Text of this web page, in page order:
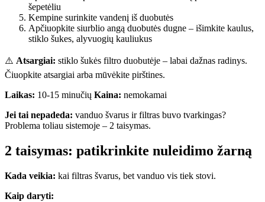
šepetėliu
Kempine surinkite vandenį iš duobutės
Apčiuopkite siurblio angą duobutės dugne – išimkite kaulus,
stiklo šukes, alyvuogių kauliukus
⚠️ Atsargiai: stiklo šukės filtro duobutėje – labai dažnas radinys.
Čiuopkite atsargiai arba mūvėkite pirštines.
Laikas: 10-15 minučių Kaina: nemokamai
Jei tai nepadeda: vanduo švarus ir filtras buvo tvarkingas?
Problema toliau sistemoje – 2 taisymas.
2 taisymas: patikrinkite nuleidimo žarną
Kada veikia: kai filtras švarus, bet vanduo vis tiek stovi.
Kaip daryti: